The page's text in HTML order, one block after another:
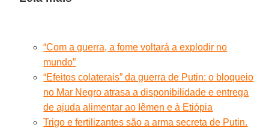
“Com a guerra, a fome voltará a explodir no
mundo”
“Efeitos colaterais” da guerra de Putin: o bloqueio
no Mar Negro atrasa a disponibilidade e entrega
de ajuda alimentar ao Iêmen e à Etiópia
Trigo e fertilizantes são a arma secreta de Putin.